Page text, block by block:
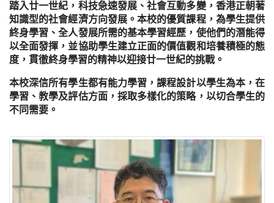
踏入廿一世紀，科技急速發展、社會互動多變，香港正朝著
知識型的社會經濟方向發展。本校的優質課程，為學生提供
終身學習、全人發展所需的基本學習經歷，使他們的潛能得
以全面發揮，並協助學生建立正面的價值觀和培養積極的態
度，貫徹終身學習的精神以迎接廿一世紀的挑戰。
本校深信所有學生都有能力學習，課程設計以學生為本，在
學習、教學及評估方面，採取多樣化的策略，以切合學生的
不同需要。